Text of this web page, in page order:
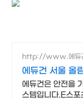
http://www.에듀
에듀건 서울 올
에듀건은 안전을
스템입니다.E스포